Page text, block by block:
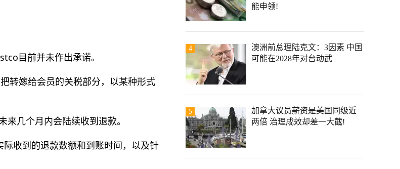
目前并未作出承诺。
转嫁给会员的关税部分，以某种形式
几个月内会陆续收到退款。
收到的退款数额和到账时间，以及针
能申领!
4
澳洲前总理陆克文：3因素 中国
可能在2028年对台动武
5
加拿大议员薪资是美国同级近
两倍 治理成效却差一大截!